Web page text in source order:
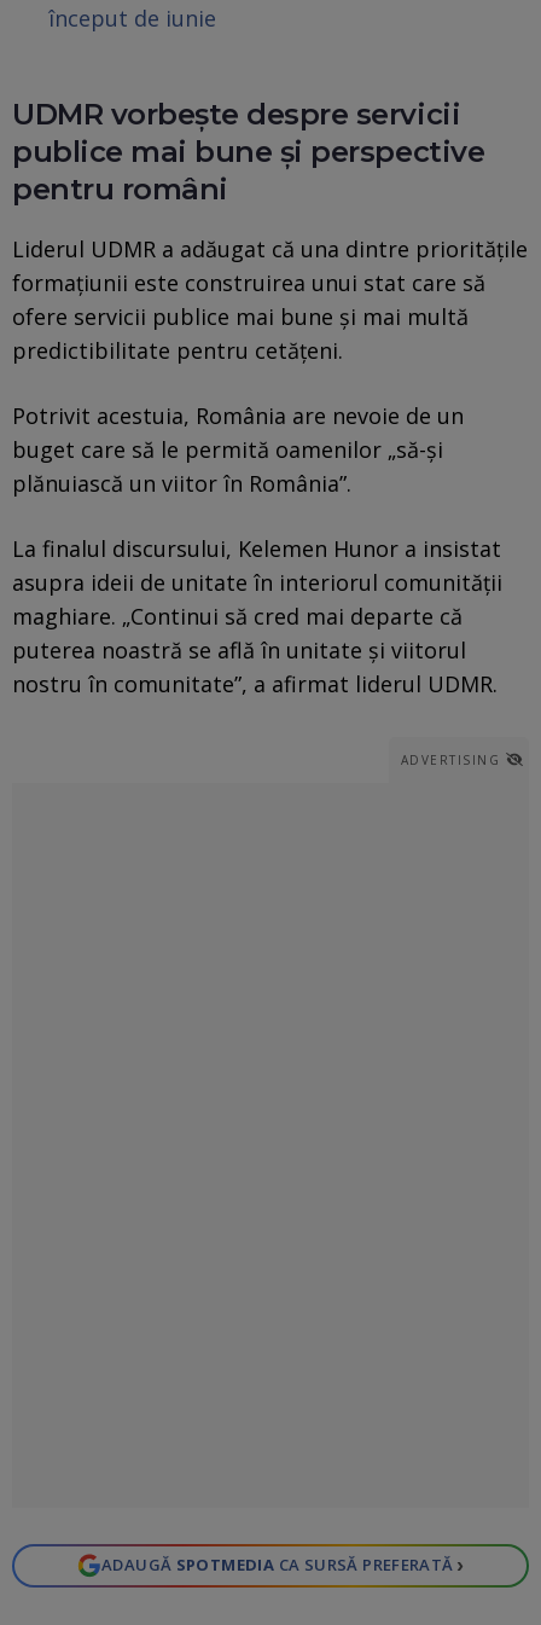
început de iunie
UDMR vorbește despre servicii
publice mai bune și perspective
pentru români
Liderul UDMR a adăugat că una dintre prioritățile
formațiunii este construirea unui stat care să
ofere servicii publice mai bune și mai multă
predictibilitate pentru cetățeni.
Potrivit acestuia, România are nevoie de un
buget care să le permită oamenilor „să-și
plănuiască un viitor în România”.
La finalul discursului, Kelemen Hunor a insistat
asupra ideii de unitate în interiorul comunității
maghiare. „Continui să cred mai departe că
puterea noastră se află în unitate și viitorul
nostru în comunitate”, a afirmat liderul UDMR.
ADVERTISING
ADAUGĂ SPOTMEDIA CA SURSĂ PREFERATĂ ›